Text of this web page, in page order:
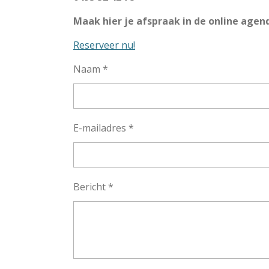
Maak hier je afspraak in de online
Reserveer nu!
Naam *
E-mailadres *
Bericht *